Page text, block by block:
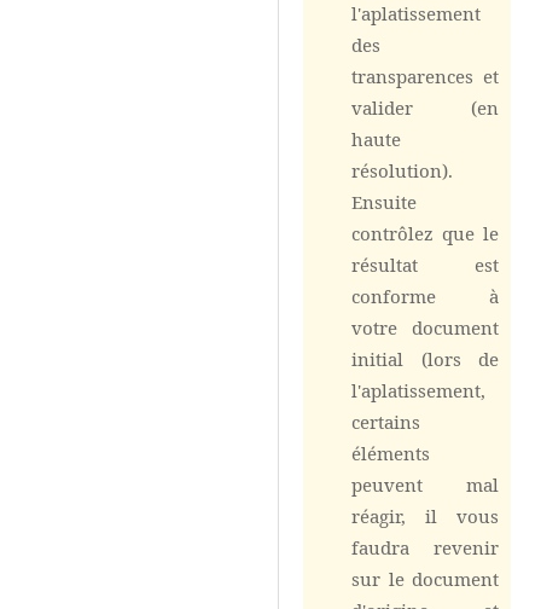
l'aplatissement
des
transparences et
valider (en
haute
résolution).
Ensuite
contrôlez que le
résultat est
conforme à
votre document
initial (lors de
l'aplatissement,
certains
éléments
peuvent mal
réagir, il vous
faudra revenir
sur le document